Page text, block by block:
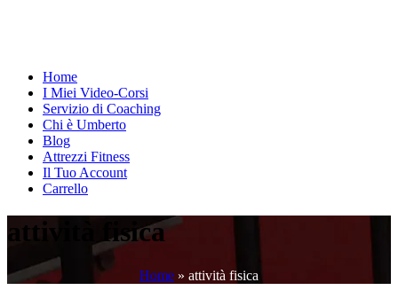
Home
I Miei Video-Corsi
Servizio di Coaching
Chi è Umberto
Blog
Attrezzi Fitness
Il Tuo Account
Carrello
attività fisica
Home » attività fisica